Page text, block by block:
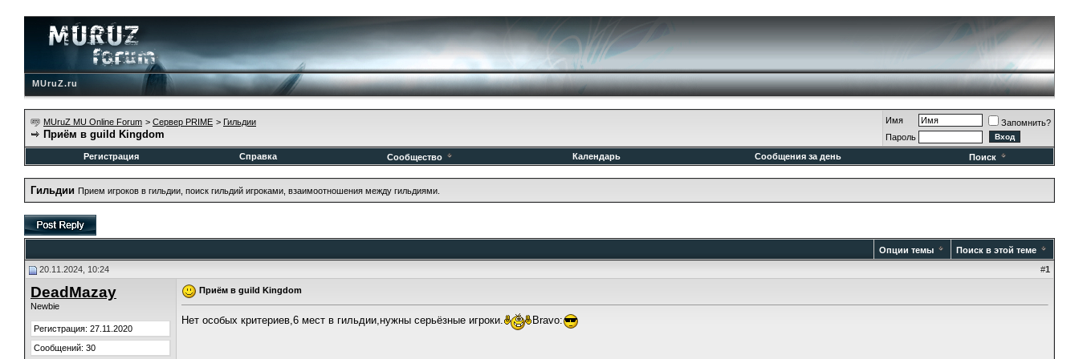
MUruZ.ru
MUruZ MU Online Forum > Сервер PRIME > Гильдии
Приём в guild Kingdom
Имя
Запомнить?
Пароль
Регистрация
Справка Сообщество Календарь Сообщения за день Поиск
Гильдии Прием игроков в гильдии, поиск гильдий игроками, взаимоотношения между гильдиями.
Опции темы
Поиск в этой теме
20.11.2024, 10:24
#1
DeadMazay
Newbie
Регистрация: 27.11.2020
Сообщений: 30
Приём в guild Kingdom
Нет особых критериев,6 мест в гильдии,нужны серьёзные игроки. Bravo: